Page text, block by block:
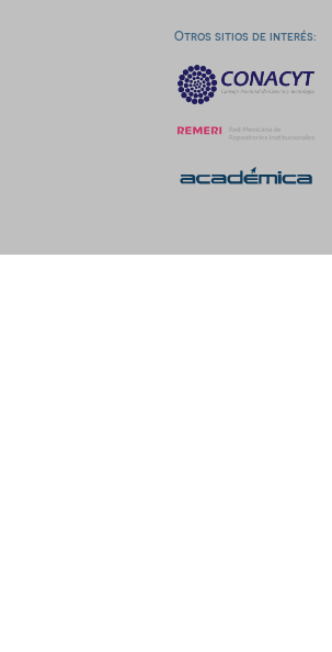
Otros sitios de interés: